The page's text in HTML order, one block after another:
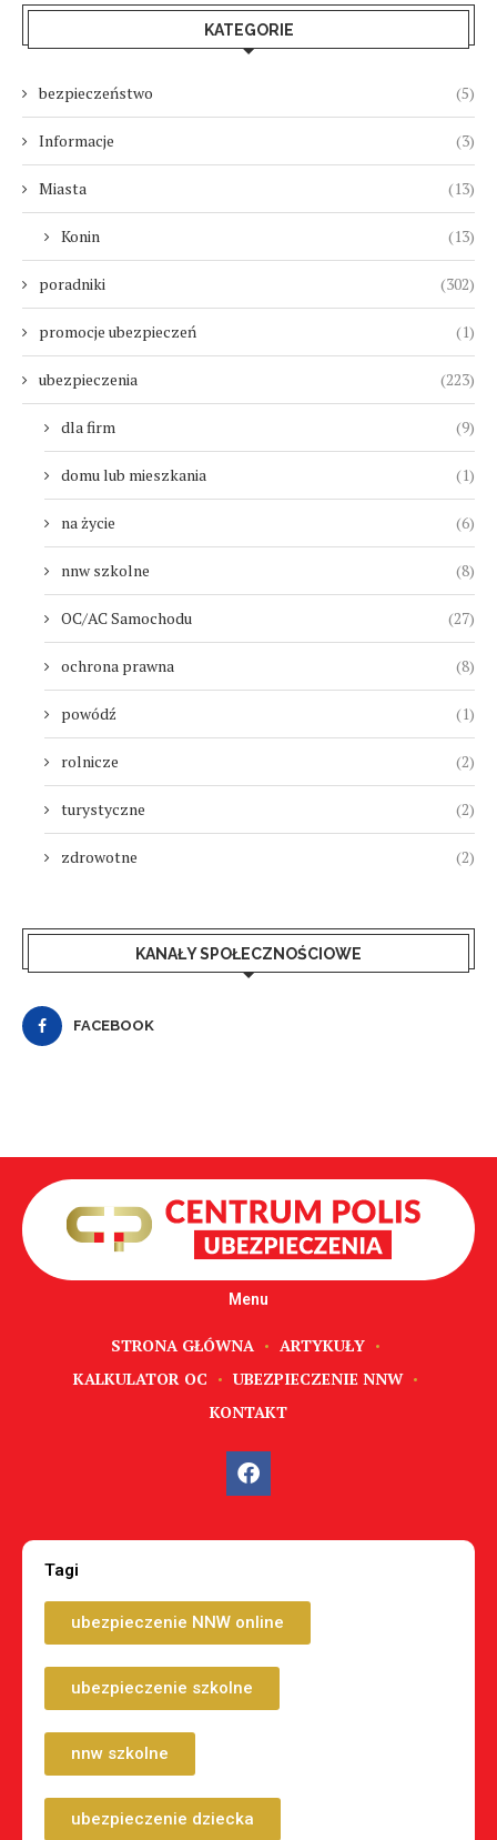
KATEGORIE
bezpieczeństwo (5)
Informacje (3)
Miasta (13)
Konin (13)
poradniki (302)
promocje ubezpieczeń (1)
ubezpieczenia (223)
dla firm (9)
domu lub mieszkania (1)
na życie (6)
nnw szkolne (8)
OC/AC Samochodu (27)
ochrona prawna (8)
powódź (1)
rolnicze (2)
turystyczne (2)
zdrowotne (2)
KANAŁY SPOŁECZNOŚCIOWE
FACEBOOK
Menu
STRONA GŁÓWNA
ARTYKUŁY
KALKULATOR OC
UBEZPIECZENIE NNW
KONTAKT
Tagi
ubezpieczenie NNW online
ubezpieczenie szkolne
nnw szkolne
ubezpieczenie dziecka